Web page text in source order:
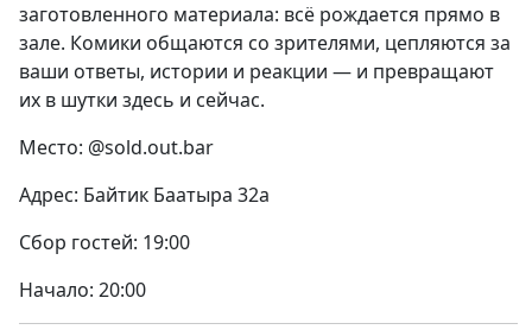
заготовленного материала: всё рождается прямо в
зале. Комики общаются co зрителями, цепляются за
ваши ответы, истории и реакции — и превращают
их в шутки здесь и сейчас.
Место: @sold.out.bar
Адрес: Байтик Баатыра 32а
Сбор гостей: 19:00
Начало: 20:00